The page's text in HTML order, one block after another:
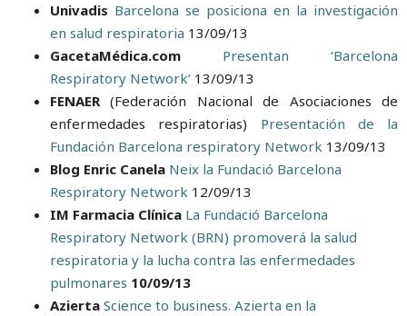
Univadis Barcelona se posiciona en la investigación
en salud respiratoria 13/09/13
GacetaMédica.com Presentan ‘Barcelona
Respiratory Network’ 13/09/13
FENAER(Federación Nacional de Asociaciones de
enfermedades respiratorias) Presentación de la
Fundación Barcelona respiratory Network 13/09/13
Blog Enric Canela Neix la Fundació Barcelona
Respiratory Network 12/09/13
IM Farmacia Clínica La Fundació Barcelona
Respiratory Network (BRN) promoverá la salud
respiratoria y la lucha contra las enfermedades
pulmonares 10/09/13
Azierta Science to business. Azierta en la